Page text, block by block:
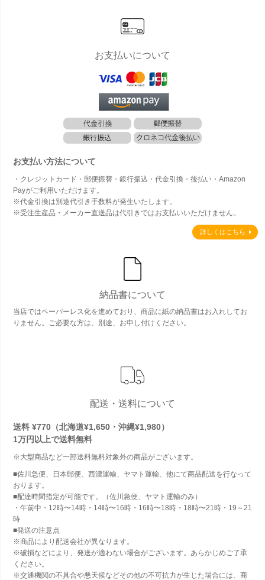
お支払いについて
お支払い方法について
・クレジットカード・郵便振替・銀行振込・代金引換・後払い・Amazon
Payがご利用いただけます。
※代金引換は別途代引き手数料が発生いたします。
※受注生産品・メーカー直送品は代引きではお支払いいただけません。
詳しくはこちら
納品書について
当店ではペーパーレス化を進めており、商品に紙の納品書はお入れしてお
りません。ご必要な方は、別途、お申し付けください。
配送・送料について
送料 ¥770（北海道¥1,650・沖縄¥1,980）
1万円以上で送料無料
※大型商品など一部送料無料対象外の商品がございます。
■佐川急便、日本郵便、西濃運輸、ヤマト運輸、他にて商品配送を行なって
おります。
■配達時間指定が可能です。（佐川急便、ヤマト運輸のみ）
・午前中・12時〜14時・14時〜16時・16時〜18時・18時〜21時・19～21
時
■発送の注意点
※商品により配送会社が異なります。
※破損などにより、発送が適わない場合がございます。あらかじめご了承
ください。
※交通機関の不具合や悪天候などその他の不可抗力が生じた場合には、商